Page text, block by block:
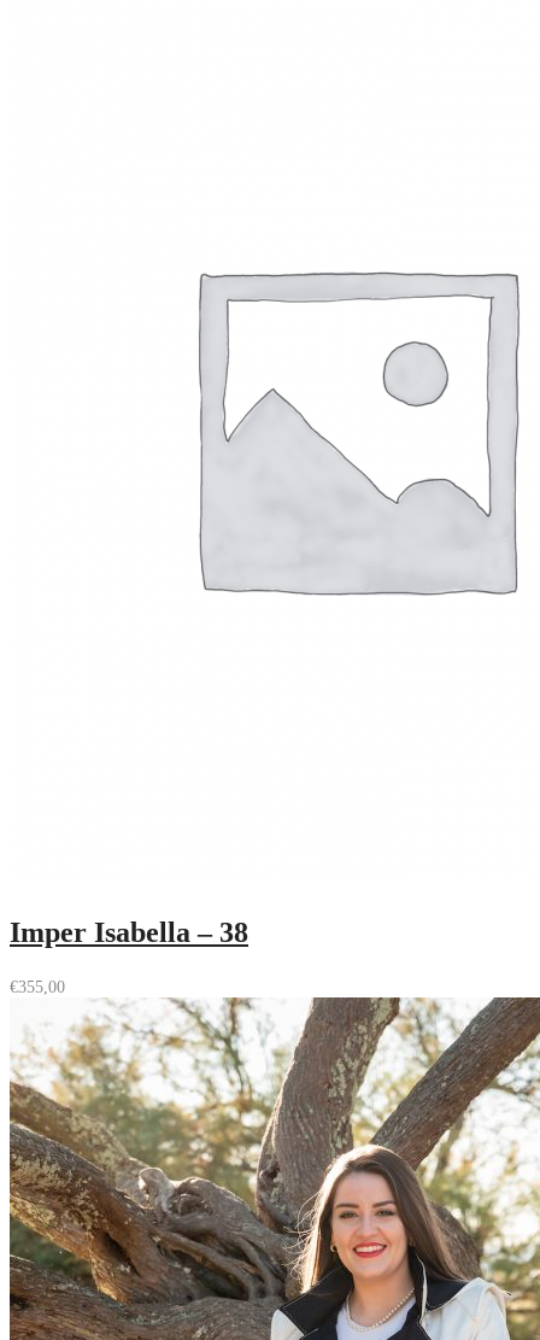
Imper Isabella – 38
€355,00